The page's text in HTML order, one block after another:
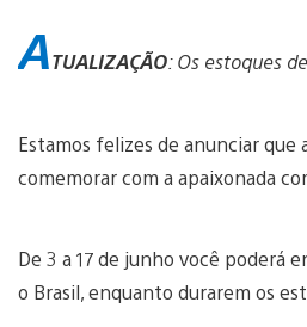
ATUALIZAÇÃO: Os estoques
Estamos felizes de anunciar que
comemorar com a apaixonada
De 3 a 17 de junho você poderá
o Brasil, enquanto durarem os